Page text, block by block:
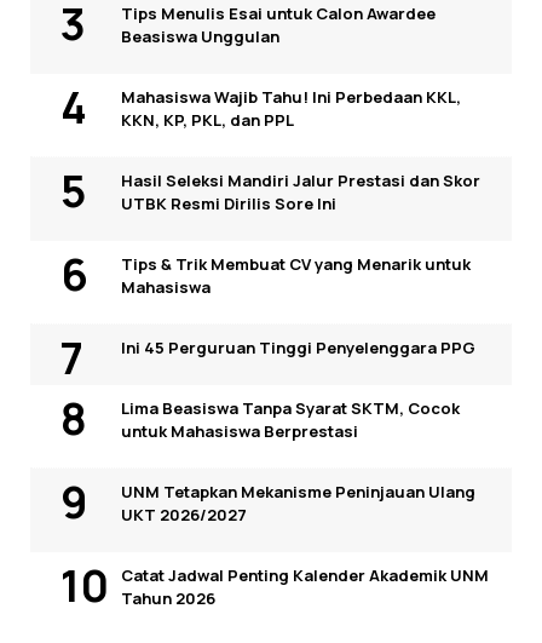
Tips Menulis Esai untuk Calon Awardee
Beasiswa Unggulan
Mahasiswa Wajib Tahu! Ini Perbedaan KKL,
KKN, KP, PKL, dan PPL
Hasil Seleksi Mandiri Jalur Prestasi dan Skor
UTBK Resmi Dirilis Sore Ini
Tips & Trik Membuat CV yang Menarik untuk
Mahasiswa
Ini 45 Perguruan Tinggi Penyelenggara PPG
Lima Beasiswa Tanpa Syarat SKTM, Cocok
untuk Mahasiswa Berprestasi
UNM Tetapkan Mekanisme Peninjauan Ulang
UKT 2026/2027
Catat Jadwal Penting Kalender Akademik UNM
Tahun 2026